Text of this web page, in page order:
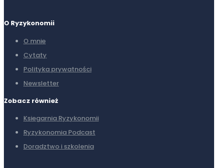
O Ryzykonomii
O mnie
Cytaty
Polityka prywatności
Newsletter
Zobacz również
Ksiegarnia Ryzykonomii
Ryzykonomia Podcast
Doradztwo i szkolenia